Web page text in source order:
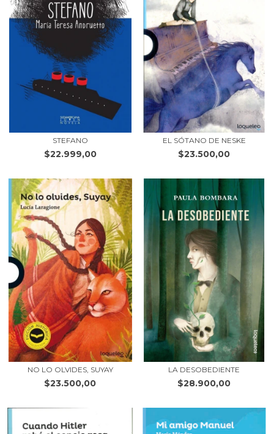
STEFANO
$22.999,00
EL SÓTANO DE NESKE
$23.500,00
NO LO OLVIDES, SUYAY
$23.500,00
LA DESOBEDIENTE
$28.900,00